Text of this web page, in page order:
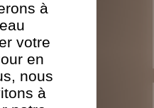
à
votre
en
nous
à
TBO
TBO
TBO